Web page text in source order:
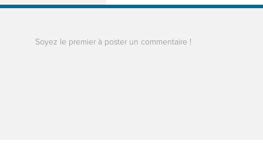
Soyez le premier à poster un commentaire !